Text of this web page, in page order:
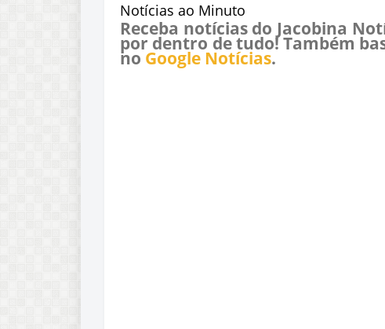
Notícias ao Minuto
Receba notícias do Jacobina
por dentro de tudo! Também
no Google Notícias.